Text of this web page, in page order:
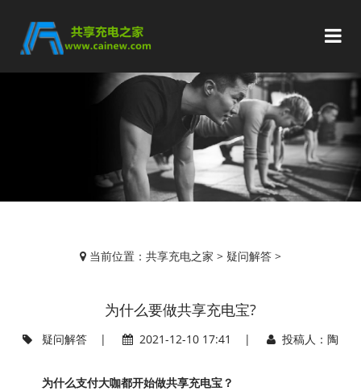
当前位置： 共享充电之家 > 疑问解答>
为什么要做共享充电宝?
疑问解答| 2021-12-10 17:41 | 投稿人：陶
为什么支付大咖都开始做共享充电宝？